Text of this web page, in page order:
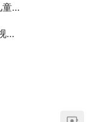
练